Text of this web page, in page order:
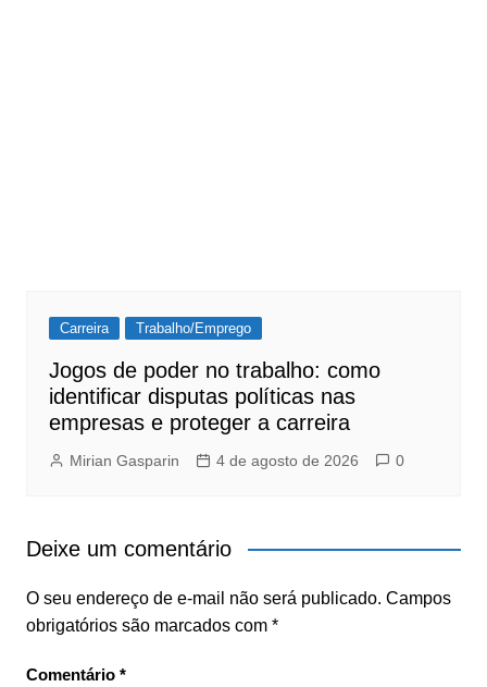
Carreira Trabalho/Emprego
Jogos de poder no trabalho: como
identificar disputas políticas nas
empresas e proteger a carreira
Mirian Gasparin 4 de agosto de 2026 0
Deixe um comentário
O seu endereço de e-mail não será publicado. Campos
obrigatórios são marcados com *
Comentário *